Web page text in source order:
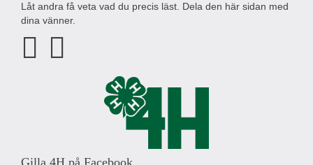
Låt andra få veta vad du precis läst. Dela den här sidan med
dina vänner.